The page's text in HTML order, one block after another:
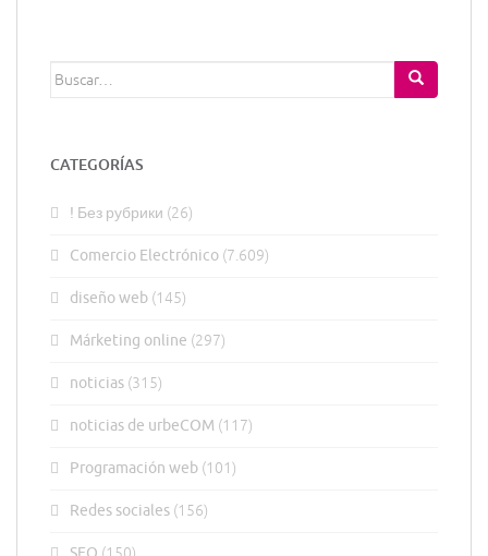
Buscar:
CATEGORÍAS
! Без рубрики (26)
Comercio Electrónico (7.609)
diseño web (145)
Márketing online (297)
noticias (315)
noticias de urbeCOM (117)
Programación web (101)
Redes sociales (156)